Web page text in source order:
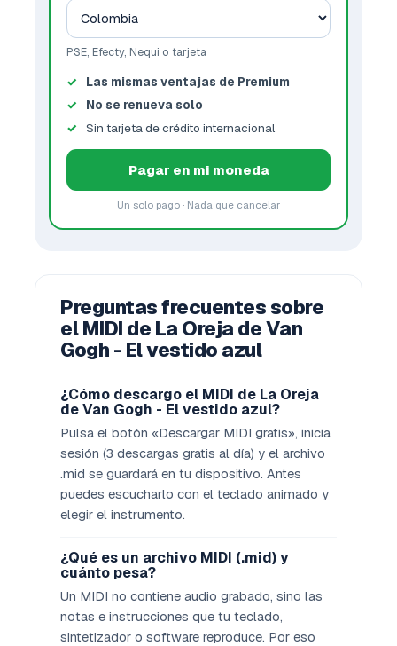
PSE, Efecty, Nequi o tarjeta
Las mismas ventajas de Premium
No se renueva solo
Sin tarjeta de crédito internacional
Pagar en mi moneda
Un solo pago · Nada que cancelar
Preguntas frecuentes sobre
el MIDI de La Oreja de Van
Gogh - El vestido azul
¿Cómo descargo el MIDI de La Oreja
de Van Gogh - El vestido azul?
Pulsa el botón «Descargar MIDI gratis», inicia
sesión (3 descargas gratis al día) y el archivo
.mid se guardará en tu dispositivo. Antes
puedes escucharlo con el teclado animado y
elegir el instrumento.
¿Qué es un archivo MIDI (.mid) y
cuánto pesa?
Un MIDI no contiene audio grabado, sino las
notas e instrucciones que tu teclado,
sintetizador o software reproduce. Por eso